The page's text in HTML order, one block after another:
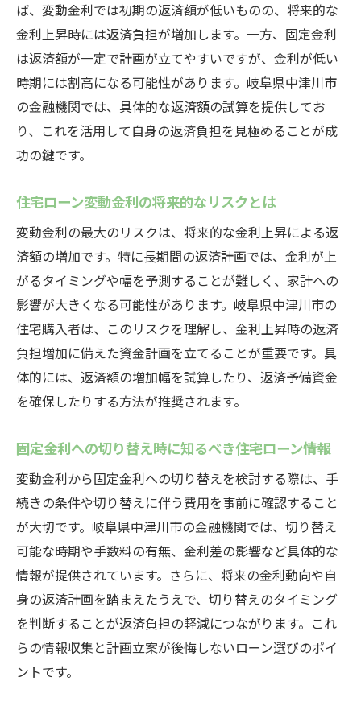
ば、変動金利では初期の返済額が低いものの、将来的な
金利上昇時には返済負担が増加します。一方、固定金利
は返済額が一定で計画が立てやすいですが、金利が低い
時期には割高になる可能性があります。岐阜県中津川市
の金融機関では、具体的な返済額の試算を提供してお
り、これを活用して自身の返済負担を見極めることが成
功の鍵です。
住宅ローン変動金利の将来的なリスクとは
変動金利の最大のリスクは、将来的な金利上昇による返
済額の増加です。特に長期間の返済計画では、金利が上
がるタイミングや幅を予測することが難しく、家計への
影響が大きくなる可能性があります。岐阜県中津川市の
住宅購入者は、このリスクを理解し、金利上昇時の返済
負担増加に備えた資金計画を立てることが重要です。具
体的には、返済額の増加幅を試算したり、返済予備資金
を確保したりする方法が推奨されます。
固定金利への切り替え時に知るべき住宅ローン情報
変動金利から固定金利への切り替えを検討する際は、手
続きの条件や切り替えに伴う費用を事前に確認すること
が大切です。岐阜県中津川市の金融機関では、切り替え
可能な時期や手数料の有無、金利差の影響など具体的な
情報が提供されています。さらに、将来の金利動向や自
身の返済計画を踏まえたうえで、切り替えのタイミング
を判断することが返済負担の軽減につながります。これ
らの情報収集と計画立案が後悔しないローン選びのポイ
ントです。